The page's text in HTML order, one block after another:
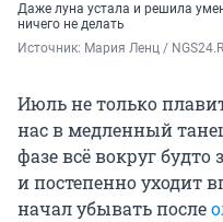
Даже луна устала и решила
ничего не делать
Источник: Мария Ленц /
Июль не только
нас в медленный
фазе всё вокруг
и постепенно уходит
начал убывать после